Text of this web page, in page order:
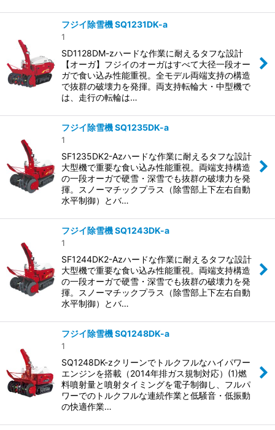
フジイ除雪機 SQ1231DK-a
1
SD1128DM-zハードな作業に耐えるタフな設計
【オーガ】フジイのオーガはすべて大径一段オー
ガで食い込み性能重視。全モデル両端支持の構造
で抜群の破壊力を発揮。両支持転輪大・中型機で
は、走行の転輪は…
フジイ除雪機 SQ1235DK-a
1
SF1235DK2-Azハードな作業に耐えるタフな設計
大型機で重要な食い込み性能重視。両端支持構造
の一段オーガで硬雪・深雪でも抜群の破壊力を発
揮。スノーマチックプラス（除雪部上下左右自動
水平制御）とバ…
フジイ除雪機 SQ1243DK-a
1
SF1244DK2-Azハードな作業に耐えるタフな設計
大型機で重要な食い込み性能重視。両端支持構造
の一段オーガで硬雪・深雪でも抜群の破壊力を発
揮。スノーマチックプラス（除雪部上下左右自動
水平制御）とバ…
フジイ除雪機 SQ1248DK-a
1
SQ1248DK-zクリーンでトルクフルなハイパワー
エンジンを搭載（2014年排ガス規制対応）(1)燃
料噴射量と噴射タイミングを電子制御し、フルパ
ワーでのトルクフルな連続作業と低騒音・低振動
の快適作業…